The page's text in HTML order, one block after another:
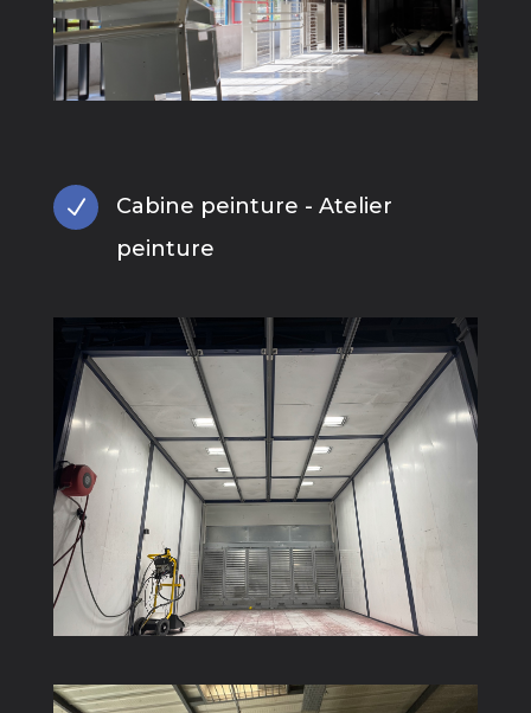
N
Cabine peinture - Atelier
peinture